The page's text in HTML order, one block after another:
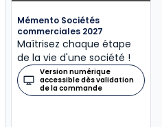
Mémento Sociétés
commerciales 2027
Maîtrisez chaque étape
de la vie d'une société !
Version numérique
accessible dès validation
de la commande